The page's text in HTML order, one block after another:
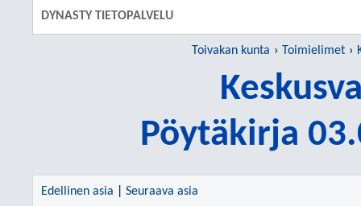
DYNASTY TIETOPALVELU
Toivakan kunta Toimielimet
Pöytäkirja
Edellinen asia Seuraava asia